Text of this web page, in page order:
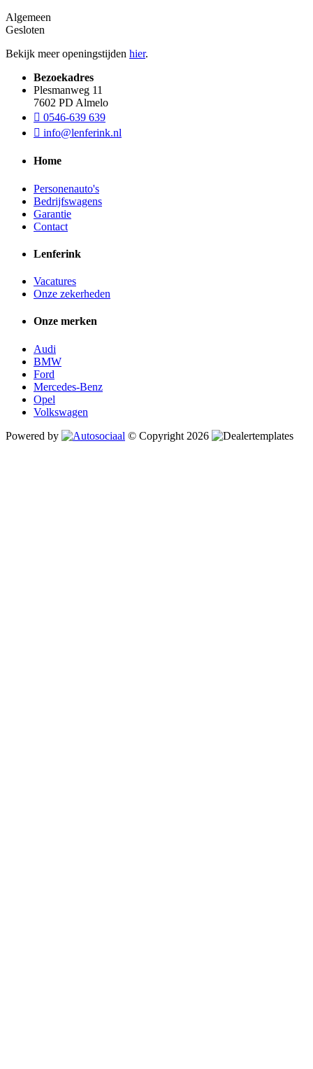
Algemeen
Gesloten
Bekijk meer openingstijden hier.
Bezoekadres
Plesmanweg 11
7602 PD Almelo
0546-639 639
info@lenferink.nl
Home
Personenauto's
Bedrijfswagens
Garantie
Contact
Lenferink
Vacatures
Onze zekerheden
Onze merken
Audi
BMW
Ford
Mercedes-Benz
Opel
Volkswagen
Powered by
© Copyright 2026